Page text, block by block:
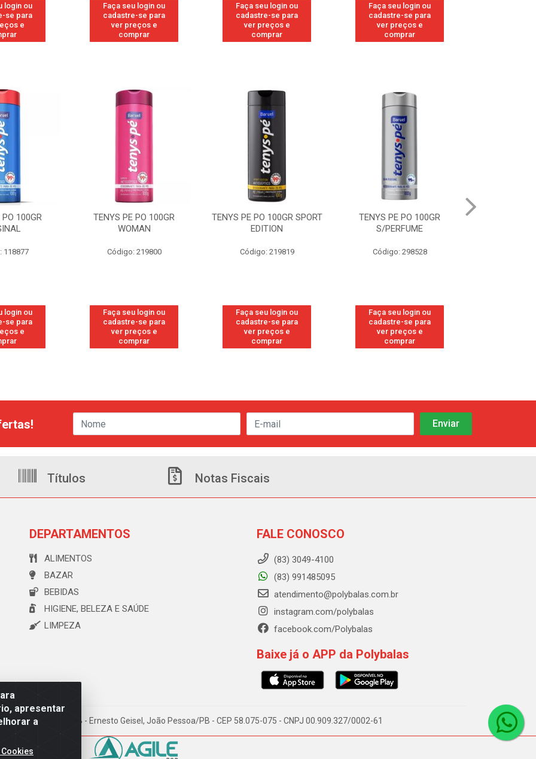
login ou
se para
e
Faça seu login ou
cadastre-se para
ver preços e
comprar
Faça seu login ou
cadastre-se para
ver preços e
comprar
Faça seu login ou
cadastre-se para
ver preços e
comprar
100GR
219800
login ou
se para
e
TENYS PE PO 100GR SPORT
EDITION
Código: 219819
Faça seu login ou
cadastre-se para
ver preços e
comprar
TENYS PE PO 100GR
S/PERFUME
Código: 298528
Faça seu login ou
cadastre-se para
ver preços e
comprar
TENYS PE PO 100GR MENTA
FRESH
Código: 113
Faça seu login ou
cadastre-se para
ver preços e
comprar
apresentar
a
Títulos Notas Fiscais
DEPARTAMENTOS
ALIMENTOS
BAZAR
BEBIDAS
HIGIENE, BELEZA E SAÚDE
LIMPEZA
FALE CONOSCO
(83) 3049-4100
(83) 991485095
atendimento@polybalas.com.br
instagram.com/polybalas
facebook.com/Polybalas
Baixe já o APP da Polybalas
173 Galpão B - Ernesto Geisel, João Pessoa/PB - CEP 58.075-075 - CNPJ 00.909.327/0002-61